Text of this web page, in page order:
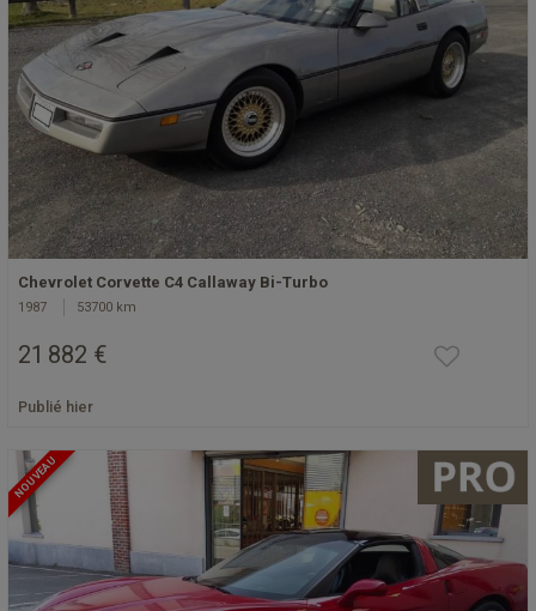
Chevrolet Corvette C4 Callaway Bi-Turbo
1987 53700 km
21 882 €
Publié hier
NOUVEAU